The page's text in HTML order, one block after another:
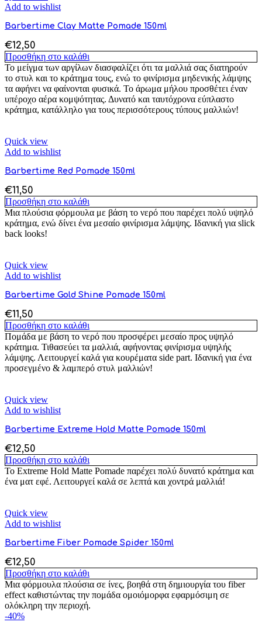
Add to wishlist
Barbertime Clay Matte Pomade 150ml
€12,50
Προσθήκη στο καλάθι
Το μείγμα των αργίλων διασφαλίζει ότι τα μαλλιά σας διατηρούν
το στυλ και το κράτημα τους, ενώ το φινίρισμα μηδενικής λάμψης
τα αφήνει να φαίνονται φυσικά. Το άρωμα μήλου προσθέτει έναν
υπέροχο αέρα κομψότητας. Δυνατό και ταυτόχρονα εύπλαστο
κράτημα, κατάλληλο για τους περισσότερους τύπους μαλλιών!
Quick view
Add to wishlist
Barbertime Red Pomade 150ml
€11,50
Προσθήκη στο καλάθι
Μια πλούσια φόρμουλα με βάση το νερό που παρέχει πολύ υψηλό
κράτημα, ενώ δίνει ένα μεσαίο φινίρισμα λάμψης. Ιδανική για slick
back looks!
Quick view
Add to wishlist
Barbertime Gold Shine Pomade 150ml
€11,50
Προσθήκη στο καλάθι
Πομάδα με βάση το νερό που προσφέρει μεσαίο προς υψηλό
κράτημα. Τιθασεύει τα μαλλιά, αφήνοντας φινίρισμα υψηλής
λάμψης. Λειτουργεί καλά για κουρέματα side part. Ιδανική για ένα
προσεγμένο & λαμπερό στυλ μαλλιών!
Quick view
Add to wishlist
Barbertime Extreme Hold Matte Pomade 150ml
€12,50
Προσθήκη στο καλάθι
Το Extreme Hold Matte Pomade παρέχει πολύ δυνατό κράτημα και
ένα ματ εφέ. Λειτουργεί καλά σε λεπτά και χοντρά μαλλιά!
Quick view
Add to wishlist
Barbertime Fiber Pomade Spider 150ml
€12,50
Προσθήκη στο καλάθι
Μια φόρμουλα πλούσια σε ίνες, βοηθά στη δημιουργία του fiber
effect καθιστώντας την πομάδα ομοιόμορφα εφαρμόσιμη σε
ολόκληρη την περιοχή.
-40%